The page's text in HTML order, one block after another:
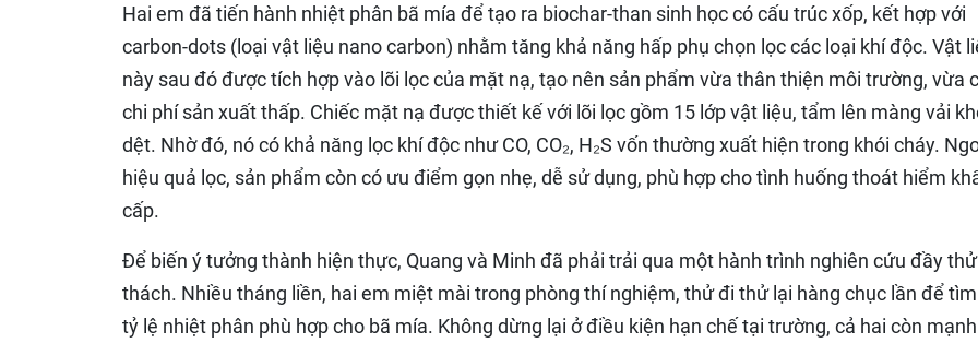
Hai em đã tiến hành nhiệt phân bã mía để tạo ra biochar-than sinh học có cấu trúc xốp, kết hợp với
carbon-dots (loại vật liệu nano carbon) nhằm tăng khả năng hấp phụ chọn lọc các loại khí độc. Vật
này sau đó được tích hợp vào lõi lọc của mặt nạ, tạo nên sản phẩm vừa thân thiện môi trường, vừa
chi phí sản xuất thấp. Chiếc mặt nạ được thiết kế với lõi lọc gồm 15 lớp vật liệu, tẩm lên màng vải
dệt. Nhờ đó, nó có khả năng lọc khí độc như CO, CO₂, H₂S vốn thường xuất hiện trong khói cháy.
hiệu quả lọc, sản phẩm còn có ưu điểm gọn nhẹ, dễ sử dụng, phù hợp cho tình huống thoát hiểm
cấp.
Để biến ý tưởng thành hiện thực, Quang và Minh đã phải trải qua một hành trình nghiên cứu đầy thử
thách. Nhiều tháng liền, hai em miệt mài trong phòng thí nghiệm, thử đi thử lại hàng chục lần để
tỷ lệ nhiệt phân phù hợp cho bã mía. Không dừng lại ở điều kiện hạn chế tại trường, cả hai còn